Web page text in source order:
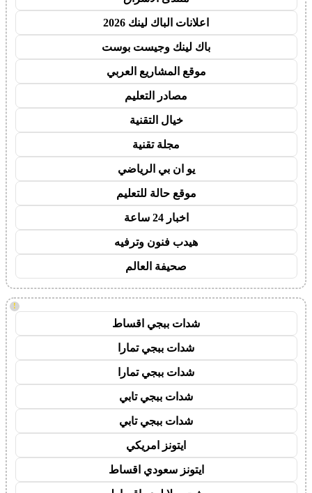
اعلانات الباك لينك 2026
باك لينك وجيست بوست
موقع المشاريع العربي
مصادر التعليم
خيال التقنية
مجلة تقنية
يو ان بي الرياضي
موقع حالة للتعليم
اخبار 24 ساعة
هيدب فنون وترفيه
صحيفة العالم
!
شدات ببجي اقساط
شدات ببجي تمارا
شدات ببجي تمارا
شدات ببجي تابي
شدات ببجي تابي
ايتونز امريكي
ايتونز سعودي اقساط